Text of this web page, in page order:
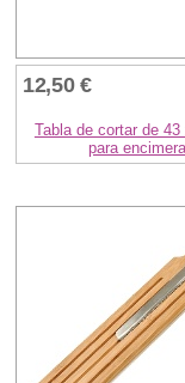
12,50 €
Tabla de cortar de
para encimera